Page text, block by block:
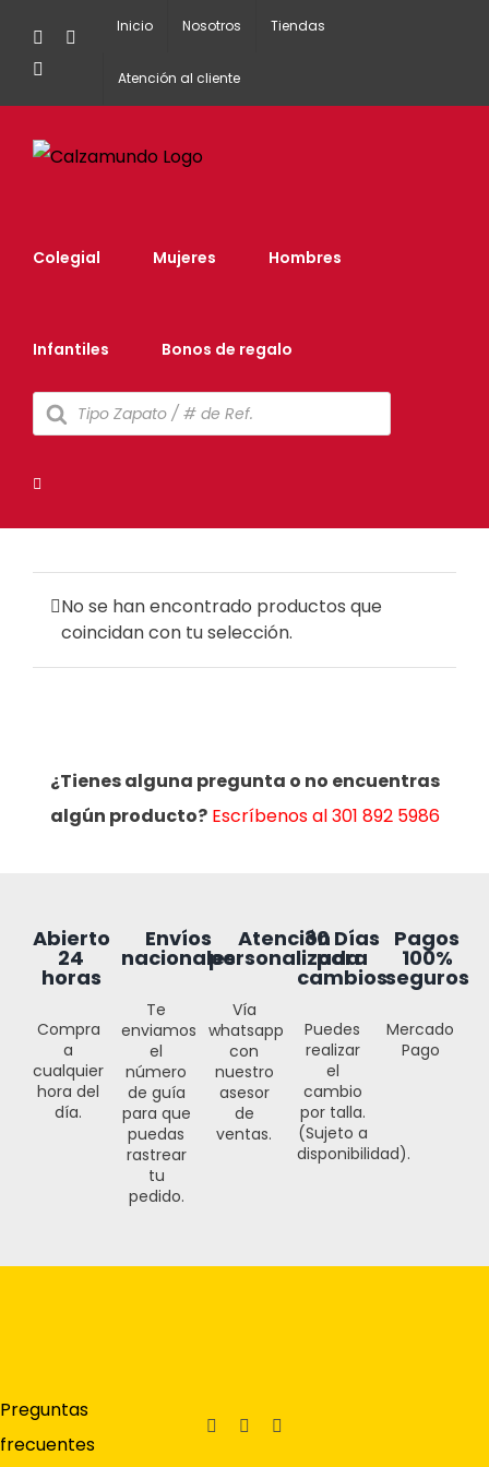
FacebookInstagram
Inicio Nosotros Tiendas
Atención al cliente
Colegial Mujeres Hombres
Infantiles Bonos de regalo
Búsqueda
de
productos
No se han encontrado productos que
coincidan con tu selección.
¿Tienes alguna pregunta o no encuentras
algún producto? Escríbenos al 301 892 5986
Abierto
24
horas
Compra
a
cualquier
hora del
día.
Envíos
nacionales
Te
enviamos
el
número
de guía
para que
puedas
rastrear
tu
pedido.
Atención
personalizada
Vía
whatsapp
con
nuestro
asesor
de
ventas.
30 Días
para
cambios
Puedes
realizar
el
cambio
por talla.
(Sujeto a
disponibilidad).
Pagos
100%
seguros
Mercado
Pago
Preguntas
frecuentes